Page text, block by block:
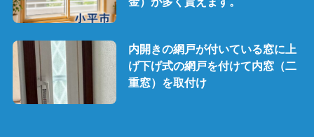
内開きの網戸が付いている窓に上
げ下げ式の網戸を付けて内窓（二
重窓）を取付け